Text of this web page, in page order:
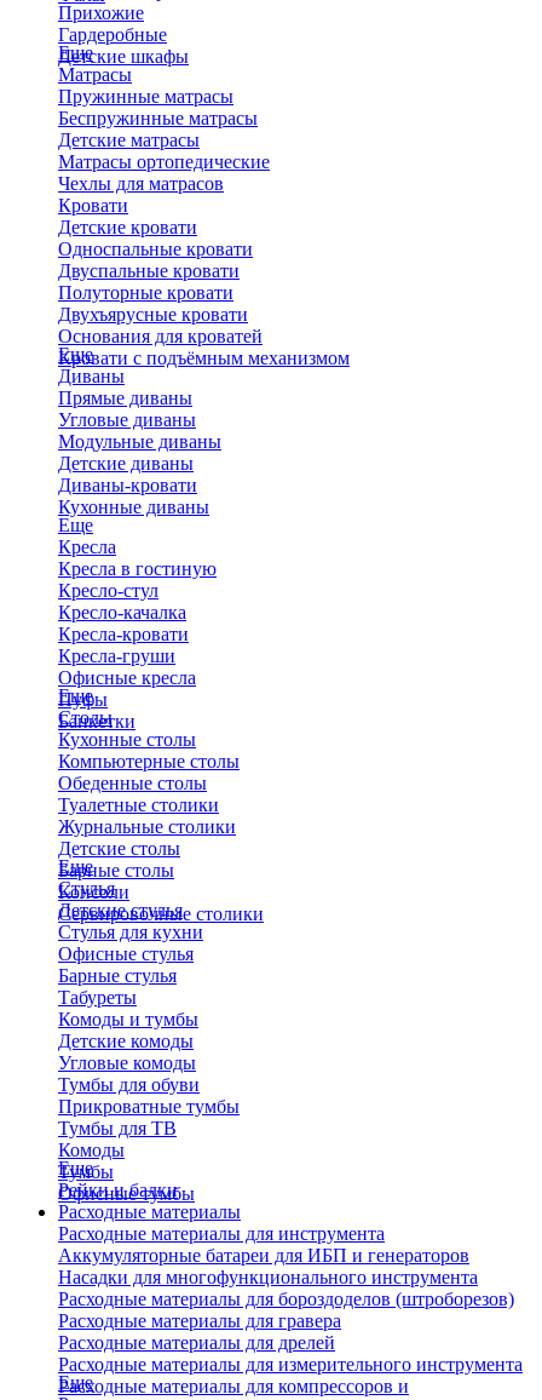
Прихожие
Гардеробные
Детские шкафы
Еще
Матрасы
Пружинные матрасы
Беспружинные матрасы
Детские матрасы
Матрасы ортопедические
Чехлы для матрасов
Кровати
Детские кровати
Односпальные кровати
Двуспальные кровати
Полуторные кровати
Двухъярусные кровати
Основания для кроватей
Кровати с подъёмным механизмом
Еще
Диваны
Прямые диваны
Угловые диваны
Модульные диваны
Детские диваны
Диваны-кровати
Кухонные диваны
Еще
Кресла
Кресла в гостиную
Кресло-стул
Кресло-качалка
Кресла-кровати
Кресла-груши
Офисные кресла
Пуфы
Банкетки
Еще
Столы
Кухонные столы
Компьютерные столы
Обеденные столы
Туалетные столики
Журнальные столики
​Детские столы
Барные столы
Консоли
Сервировочные столики
Еще
Стулья
Детские стулья
Стулья для кухни
Офисные стулья
Барные стулья
Табуреты
Комоды и тумбы
Детские комоды
Угловые комоды
Тумбы для обуви
Прикроватные тумбы
Тумбы для ТВ
Комоды
Тумбы
Офисные тумбы
Еще
Рейки и балки
Расходные материалы
Расходные материалы для инструмента
Аккумуляторные батареи для ИБП и генераторов
Насадки для многофункционального инструмента
Расходные материалы для бороздоделов (штроборезов)
Расходные материалы для гравера
Расходные материалы для дрелей
Расходные материалы для измерительного инструмента
Расходные материалы для компрессоров и
Еще